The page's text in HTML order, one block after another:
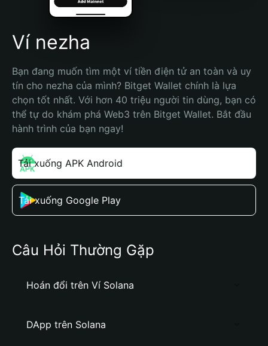
Español (Argentina)
Ví nezha
Bạn đang muốn tìm một ví tiền điện tử an toàn và uy
tín cho nezha của mình? Bitget Wallet chính là lựa
chọn tốt nhất. Với hơn 40 triệu người tin dùng, bạn có
thể tự do khám phá Web3 trên Bitget Wallet. Bắt đầu
hành trình của bạn ngay!
Tải xuống APK Android
Tải xuống Google Play
Câu Hỏi Thường Gặp
Hoán đổi trên Ví Solana
DApp trên Solana